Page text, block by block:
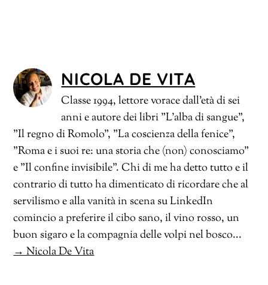
NICOLA DE VITA
Classe 1994, lettore vorace dall'età di sei
anni e autore dei libri "L'alba di sangue",
"Il regno di Romolo", "La coscienza della fenice",
"Roma e i suoi re: una storia che (non) conosciamo"
e "Il confine invisibile". Chi di me ha detto tutto e il
contrario di tutto ha dimenticato di ricordare che al
servilismo e alla vanità in scena su LinkedIn
comincio a preferire il cibo sano, il vino rosso, un
buon sigaro e la compagnia delle volpi nel bosco...
→ Nicola De Vita